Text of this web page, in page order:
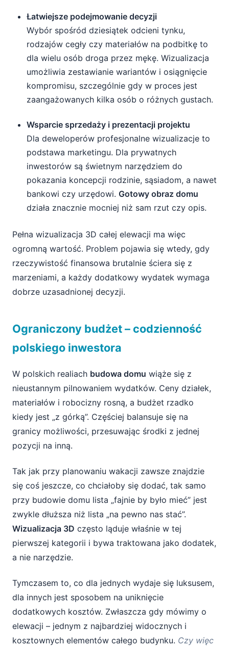
Łatwiejsze podejmowanie decyzji
Wybór spośród dziesiątek odcieni tynku,
rodzajów cegły czy materiałów na podbitkę to
dla wielu osób droga przez mękę. Wizualizacja
umożliwia zestawianie wariantów i osiągnięcie
kompromisu, szczególnie gdy w proces jest
zaangażowanych kilka osób o różnych gustach.
Wsparcie sprzedaży i prezentacji projektu
Dla deweloperów profesjonalne wizualizacje to
podstawa marketingu. Dla prywatnych
inwestorów są świetnym narzędziem do
pokazania koncepcji rodzinie, sąsiadom, a nawet
bankowi czy urzędowi. Gotowy obraz domu
działa znacznie mocniej niż sam rzut czy opis.
Pełna wizualizacja 3D całej elewacji ma więc
ogromną wartość. Problem pojawia się wtedy, gdy
rzeczywistość finansowa brutalnie ściera się z
marzeniami, a każdy dodatkowy wydatek wymaga
dobrze uzasadnionej decyzji.
Ograniczony budżet – codzienność
polskiego inwestora
W polskich realiach budowa domu wiąże się z
nieustannym pilnowaniem wydatków. Ceny działek,
materiałów i robocizny rosną, a budżet rzadko
kiedy jest „z górką”. Częściej balansuje się na
granicy możliwości, przesuwając środki z jednej
pozycji na inną.
Tak jak przy planowaniu wakacji zawsze znajdzie
się coś jeszcze, co chciałoby się dodać, tak samo
przy budowie domu lista „fajnie by było mieć” jest
zwykle dłuższa niż lista „na pewno nas stać”.
Wizualizacja 3D często ląduje właśnie w tej
pierwszej kategorii i bywa traktowana jako dodatek,
a nie narzędzie.
Tymczasem to, co dla jednych wydaje się luksusem,
dla innych jest sposobem na uniknięcie
dodatkowych kosztów. Zwłaszcza gdy mówimy o
elewacji – jednym z najbardziej widocznych i
kosztownych elementów całego budynku. Czy więc